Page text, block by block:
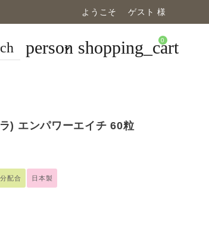
ようこそ ゲスト 様
person 0
shopping_cart
) エンパワーエイチ 60粒
配合 日本製